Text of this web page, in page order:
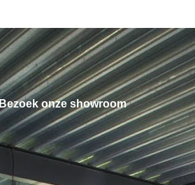
Bezoek onze showroom